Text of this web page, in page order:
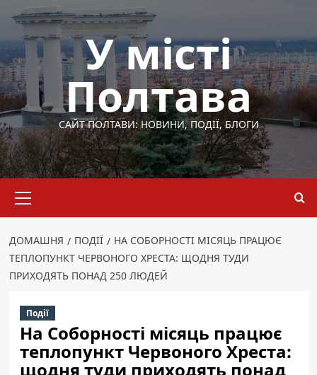
Перейти
вмісту
У місті
Полтава
САЙТ ПОЛТАВИ: НОВИНИ, ПОДІЇ, БЛОГИ
меню
ДОМАШНЯ ПОДІЇ
НА СОБОРНОСТІ МІСЯЦЬ ПРАЦЮЄ
ТЕПЛОПУНКТ ЧЕРВОНОГО ХРЕСТА: ЩОДНЯ ТУДИ
ПРИХОДЯТЬ ПОНАД 250 ЛЮДЕЙ
Події
На Соборності місяць працює
теплопункт Червоного Хреста:
щодня туди приходять понад